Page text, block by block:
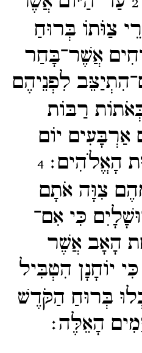
צַוֹּתוֹ בְּרוּחַ
אֲשֶׁר־​בָּחַר
לִפְנֵיהֶם
רַבּוֹת
אַרְבָּעִים יוֹם
הָאֱלֹהִים׃4
צִוָּה אֹתָם
כִּי אִם־​
הָאָב אֲשֶׁר
כִּי יוֹחָנָן הִטְבִּיל
בְּרוּחַ הַקֹּדֶשׁ
הָאֵלֶּה׃